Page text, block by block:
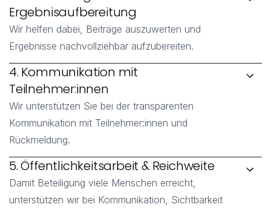
Ergebnisaufbereitung
Wir helfen dabei, Beiträge auszuwerten und
Ergebnisse nachvollziehbar aufzubereiten.
4. Kommunikation mit
Teilnehmer:innen
Wir unterstützen Sie bei der transparenten
Kommunikation mit Teilnehmer:innen und
Rückmeldung.
5. Öffentlichkeitsarbeit & Reichweite
Damit Beteiligung viele Menschen erreicht,
unterstützen wir bei Kommunikation, Sichtbarkeit